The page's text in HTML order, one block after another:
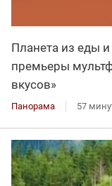
Планета из еды и
премьеры
вкусов»
Панорама 57